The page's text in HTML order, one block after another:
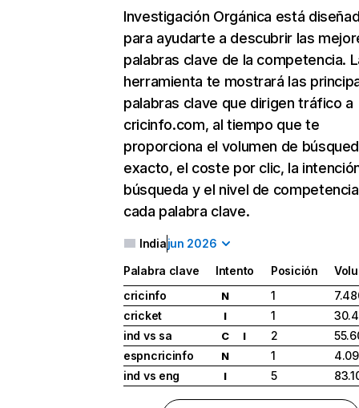
Investigación Orgánica está
para ayudarte a descubrir las
palabras clave de la competencia.
herramienta te mostrará las
palabras clave que dirigen tráfico a
cricinfo.com, al tiempo que te
proporciona el volumen de
exacto, el coste por clic, la
búsqueda y el nivel de
cada palabra clave.
Indiajun 2026
Palabra clave Intento Posición
cricinfo
N 1
cricket
I 1
ind vs sa
C I 2
espncricinfo
N 1
ind vs eng
I 5